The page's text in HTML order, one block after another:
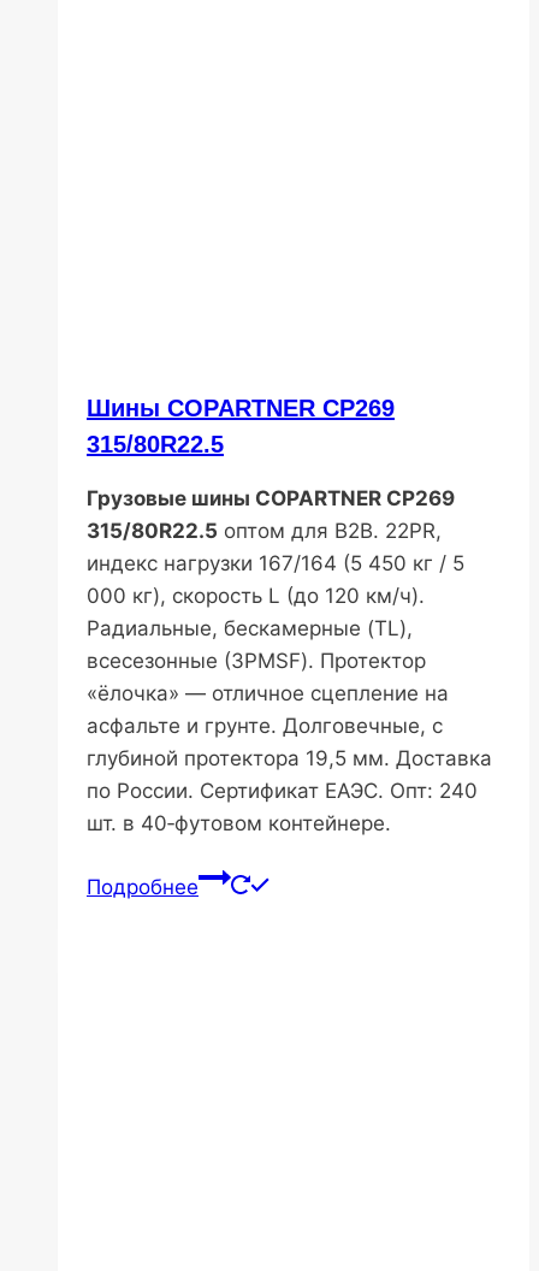
Шины COPARTNER CP269
315/80R22.5
Грузовые шины COPARTNER CP269
315/80R22.5 оптом для B2B. 22PR,
индекс нагрузки 167/164 (5 450 кг / 5
000 кг), скорость L (до 120 км/ч).
Радиальные, бескамерные (TL),
всесезонные (3PMSF). Протектор
«ёлочка» — отличное сцепление на
асфальте и грунте. Долговечные, с
глубиной протектора 19,5 мм. Доставка
по России. Сертификат ЕАЭС. Опт: 240
шт. в 40‑футовом контейнере.
Подробнее